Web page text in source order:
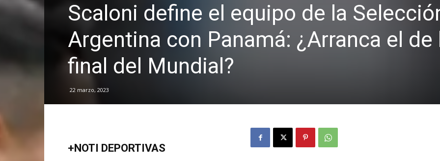
Scaloni define el equipo de la
Argentina con Panamá: ¿Arranca el de
final del Mundial?
22 marzo, 2023
+NOTI DEPORTIVAS